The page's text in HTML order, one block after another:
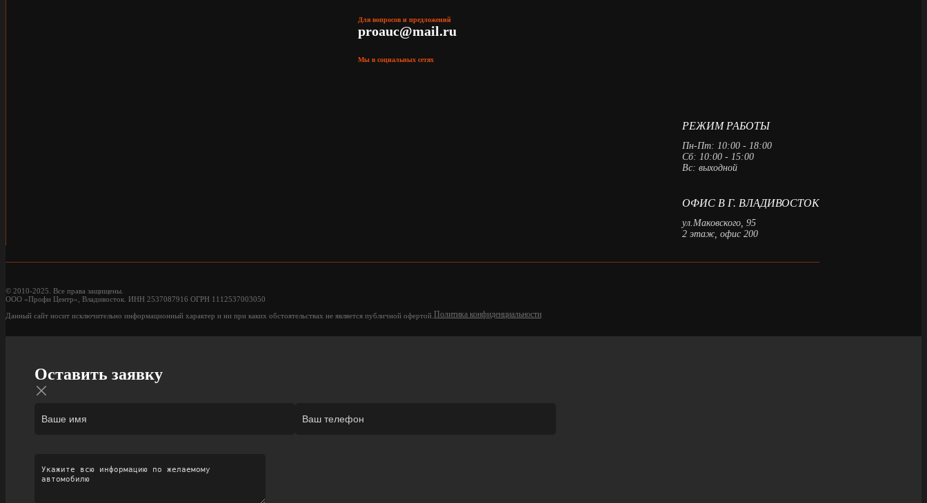
Для вопросов и предложений
proauc@mail.ru
Мы в социальных сетях
РЕЖИМ РАБОТЫ
Пн-Пт: 10:00 - 18:00
Сб: 10:00 - 15:00
Вс: выходной
ОФИС В Г. ВЛАДИВОСТОК
ул.Маковского, 95
2 этаж, офис 200
© 2010-2025. Все права защищены.
ООО «Профи Центр», Владивосток. ИНН 2537087916 ОГРН 1112537003050
Данный сайт носит исключительно информационный характер и ни при каких обстоятельствах не является публичной офертой. Политика конфиденциальности
Оставить заявку